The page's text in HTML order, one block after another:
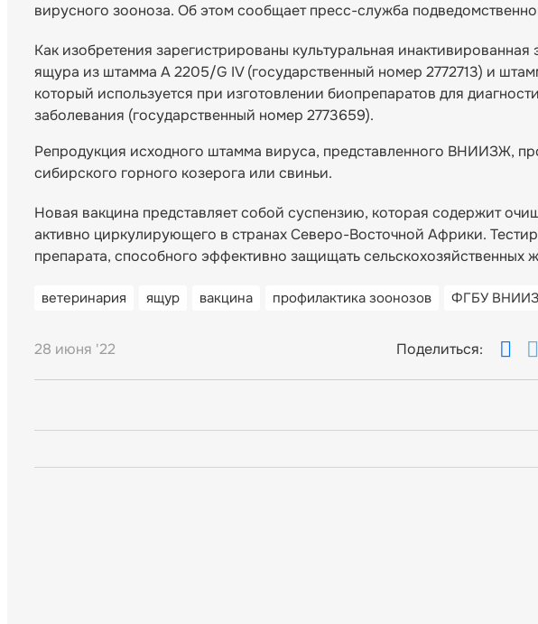
вирусного зооноза. Об этом сообщает пресс-служба
Как изобретения зарегистрированы культуральная
ящура из штамма А 2205/G IV (государственный номер 2772713) и
который используется при изготовлении биопрепаратов для
заболевания (государственный номер 2773659).
Репродукция исходного штамма вируса, представленного ВНИИЗЖ,
сибирского горного козерога или свиньи.
Новая вакцина представляет собой суспензию, которая содержит
активно циркулирующего в странах Северо-Восточной Африки.
препарата, способного эффективно защищать сельскохозяйственных
ветеринария ящур вакцина профилактика зоонозов ФГБУ
28 июня '22 Поделиться: